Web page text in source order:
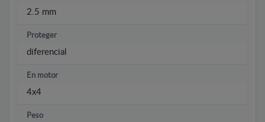
2.5 mm
Proteger
diferencial
En motor
4x4
Peso